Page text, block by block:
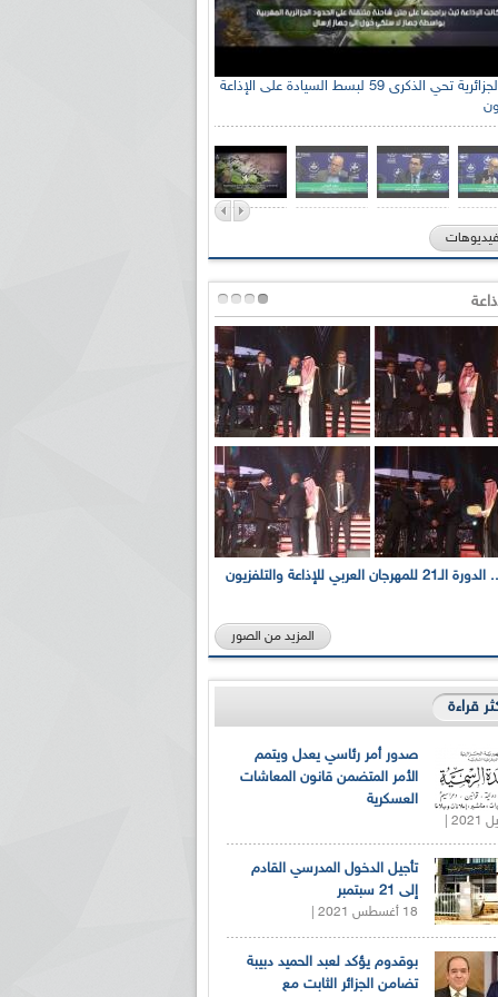
الإذاعة الجزائرية تحي الذكرى 59 لبسط السيادة على الإذاعة
بالصور... الدورة الـ21 للمهرجان العربي للإذاعة والتلفزيون
المزيد من الصور
قراءة
صدور أمر رئاسي يعدل ويتمم
الأمر المتضمن قانون المعاشات
العسكرية
تأجيل الدخول المدرسي القادم
إلى 21 سبتمبر
18 أغسطس 2021 |
بوقدوم يؤكد لعبد الحميد دبيبة
تضامن الجزائر الثابت مع